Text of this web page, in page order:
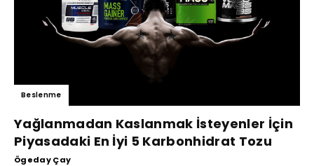
Beslenme
Yağlanmadan Kaslanmak İsteyenler İçin
Piyasadaki En İyi 5 Karbonhidrat Tozu
Ögeday Çay